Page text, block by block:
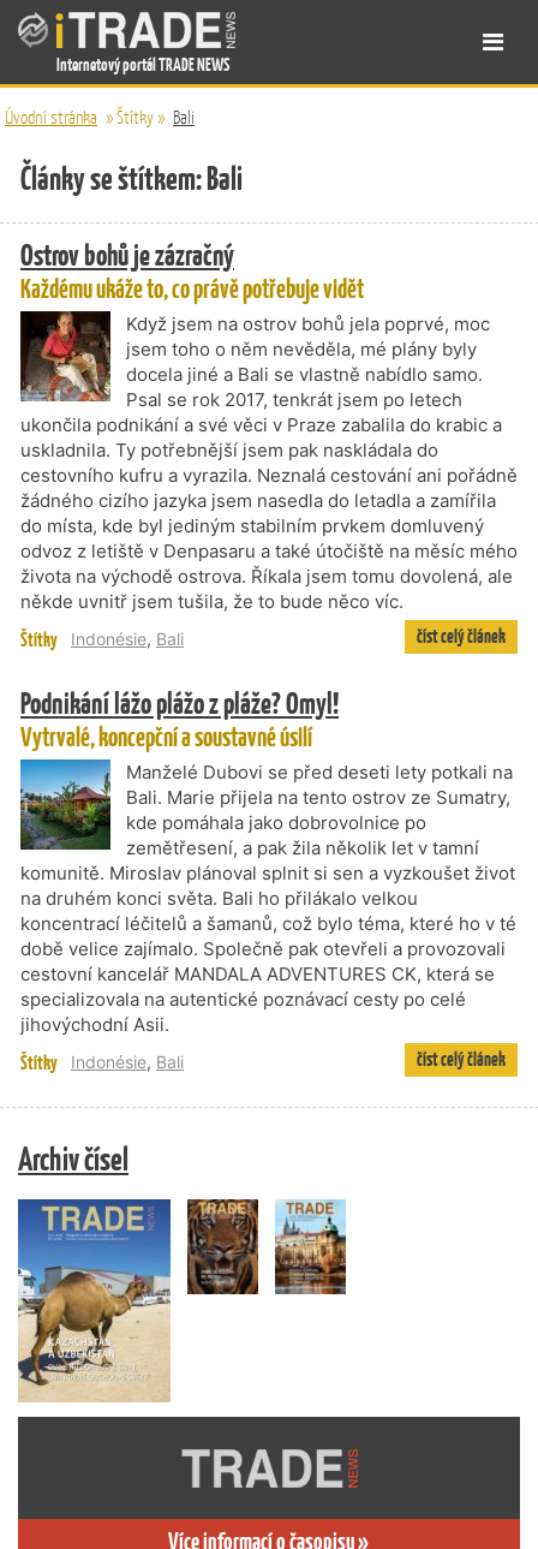
Internetový portál TRADE NEWS
Úvodní stránka »Štítky» Bali
Články se štítkem: Bali
Ostrov bohů je zázračný
Každému ukáže to, co právě potřebuje vidět
Když jsem na ostrov bohů jela poprvé, moc
jsem toho o něm nevěděla, mé plány byly
docela jiné a Bali se vlastně nabídlo samo.
Psal se rok 2017, tenkrát jsem po letech
ukončila podnikání a své věci v Praze zabalila do krabic a
uskladnila. Ty potřebnější jsem pak naskládala do
cestovního kufru a vyrazila. Neznalá cestování ani pořádně
žádného cizího jazyka jsem nasedla do letadla a zamířila
do místa, kde byl jediným stabilním prvkem domluvený
odvoz z letiště v Denpasaru a také útočiště na měsíc mého
života na východě ostrova. Říkala jsem tomu dovolená, ale
někde uvnitř jsem tušila, že to bude něco víc.
Štítky Indonésie, Bali číst celý článek
Podnikání lážo plážo z pláže? Omyl!
Vytrvalé, koncepční a soustavné úsilí
Manželé Dubovi se před deseti lety potkali na
Bali. Marie přijela na tento ostrov ze Sumatry,
kde pomáhala jako dobrovolnice po
zemětřesení, a pak žila několik let v tamní
komunitě. Miroslav plánoval splnit si sen a vyzkoušet život
na druhém konci světa. Bali ho přilákalo velkou
koncentrací léčitelů a šamanů, což bylo téma, které ho v té
době velice zajímalo. Společně pak otevřeli a provozovali
cestovní kancelář MANDALA ADVENTURES CK, která se
specializovala na autentické poznávací cesty po celé
jihovýchodní Asii.
Štítky Indonésie, Bali číst celý článek
Archiv čísel
Více informací o časopisu »